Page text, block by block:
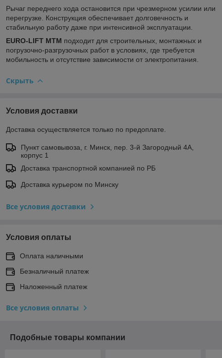
Рычаг переднего хода остановится при чрезмерном усилии или
перегрузке. Конструкция обеспечивает долговечность и
стабильную работу даже при интенсивной эксплуатации.
EURO-LIFT МТМ подходит для строительных, монтажных и
погрузочно-разгрузочных работ в условиях, где требуется
мобильность и отсутствие зависимости от электропитания.
Скрыть
Условия доставки
Доставка осуществляется только по предоплате.
Пункт самовывоза, г. Минск, пер. 3-й Загородный 4А,
корпус 1
Доставка транспортной компанией по РБ
Доставка курьером по Минску
Все условия доставки
Условия оплаты
Оплата наличными
Безналичный платеж
Наложенный платеж
Все условия оплаты
Подобные товары компании